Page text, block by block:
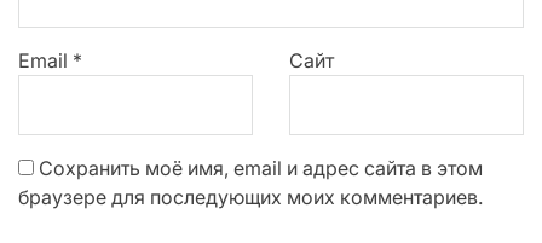
Email * Сайт
Сохранить моё имя, email и адрес сайта в этом
браузере для последующих моих комментариев.